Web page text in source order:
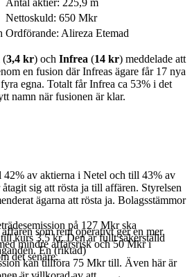
Antal aktier: 225,9 m
Nettoskuld: 650 Mkr
Ordförande: Alireza Etemad
(3,4 kr) och Infrea (14 kr) meddelade att
en fusion där Infreas ägare får 17 nya
egna. Totalt får Infrea ca 53% i det
namn när fusionen är klar.
av aktierna i Netel och till 43% av
sig att rösta ja till affären. Styrelsen
ägarna att rösta ja. Bolagsstämmor
på 127 Mkr ska
kurs 3,5 kr. Den är fullt säkerställd
En (riktad)
kan tillföra 75 Mkr till. Även här är
som rent operativt ger en mer
mindre affärsrisk och 50 Mkr i
det senare.